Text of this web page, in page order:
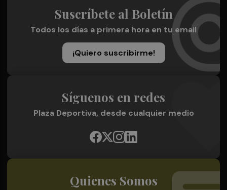
Suscríbete al Boletín
Todos los días a primera hora en tu email
¡Quiero suscribirme!
Síguenos en redes
Plaza Deportiva, desde cualquier medio
Quienes Somos